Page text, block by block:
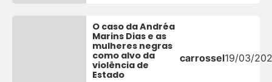
O caso da Andréa
Marins Dias e as
mulheres negras
como alvo da
violência de
Estado
carrossel19/03/